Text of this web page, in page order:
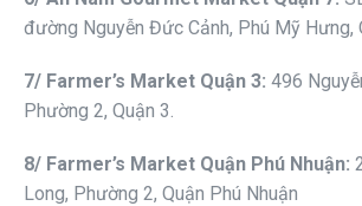
đường Nguyễn Đức Cảnh, Phú Mỹ Hưng,
7/ Farmer’s Market Quận 3: 496
Phường 2, Quận 3.
8/ Farmer’s Market Quận Phú Nhuận:
Long, Phường 2, Quận Phú Nhuận